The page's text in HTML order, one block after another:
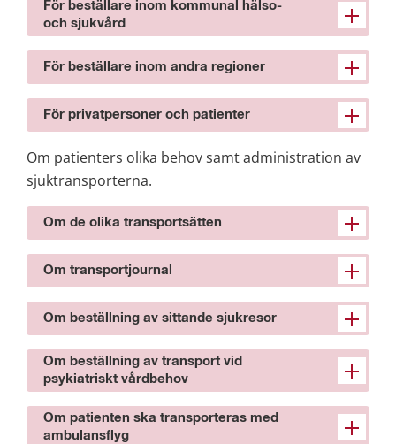
För beställare inom kommunal hälso-
och sjukvård
För beställare inom andra regioner
För privatpersoner och patienter
Om patienters olika behov samt administration av
sjuktransporterna.
Om de olika transportsätten
Om transportjournal
Om beställning av sittande sjukresor
Om beställning av transport vid
psykiatriskt vårdbehov
Om patienten ska transporteras med
ambulansflyg